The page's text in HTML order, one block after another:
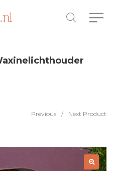
Previous / Next Product